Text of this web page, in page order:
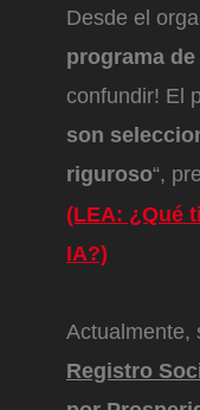
Desde el
programa
confundir! El
son
riguroso“,
(LEA: ¿Qué
IA?)
Actualmente,
Registro